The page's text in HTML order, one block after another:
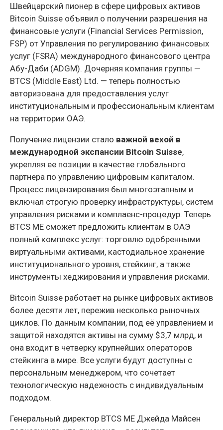
Швейцарский пионер в сфере цифровых активов
Bitcoin Suisse объявил о получении разрешения на
финансовые услуги (Financial Services Permission,
FSP) от Управления по регулированию финансовых
услуг (FSRA) международного финансового центра
Абу-Даби (ADGM). Дочерняя компания группы —
BTCS (Middle East) Ltd. — теперь полностью
авторизована для предоставления услуг
институциональным и профессиональным клиентам
на территории ОАЭ.
Получение лицензии стало важной вехой в
международной экспансии Bitcoin Suisse,
укрепляя ее позиции в качестве глобального
партнера по управлению цифровым капиталом.
Процесс лицензирования был многоэтапным и
включал строгую проверку инфраструктуры, систем
управления рисками и комплаенс-процедур. Теперь
BTCS ME сможет предложить клиентам в ОАЭ
полный комплекс услуг: торговлю одобренными
виртуальными активами, кастодиальное хранение
институционального уровня, стейкинг, а также
инструменты хеджирования и управления рисками.
Bitcoin Suisse работает на рынке цифровых активов
более десяти лет, пережив несколько рыночных
циклов. По данным компании, под её управлением и
защитой находятся активы на сумму $3,7 млрд, и
она входит в четверку крупнейших операторов
стейкинга в мире. Все услуги будут доступны с
персональным менеджером, что сочетает
технологическую надежность с индивидуальным
подходом.
Генеральный директор BTCS ME Джейда Майсен